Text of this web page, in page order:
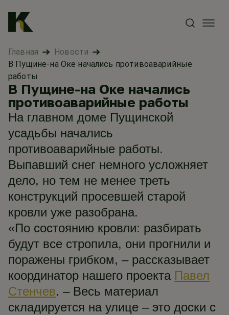
Главная
Новости
В Пущине-на Оке начались противоаварийные
работы
В Пущине-на Оке начались
противоаварийные работы
На главном доме Пущинской
усадьбы начались
противоаварийные работы.
Выпавший снег немного усложняет
дело, но тем не менее треть
конструкций просевшей старой
кровли уже разобрана.
«По состоянию кровли: разбирать
будут все стропила, они прогнили и
поражены грибком, – рассказывает
координатор нашего проекта Павел
Стенчев. – Весь материал
складируется на улице – это доски с